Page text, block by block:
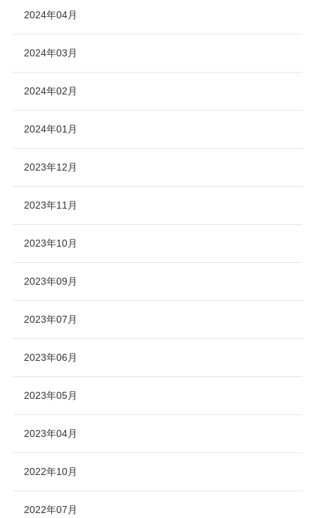
2024年04月
2024年03月
2024年02月
2024年01月
2023年12月
2023年11月
2023年10月
2023年09月
2023年07月
2023年06月
2023年05月
2023年04月
2022年10月
2022年07月